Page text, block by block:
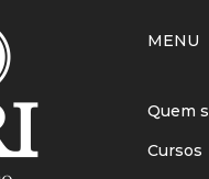
MENU
Quem
Cursos